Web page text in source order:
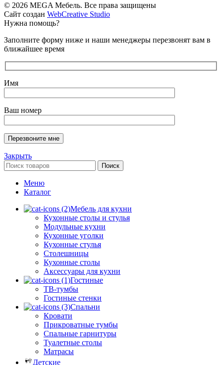
© 2026 MEGA Мебель. Все права защищены
Сайт создан WebCreative Studio
Нужна помощь?
Заполните форму ниже и наши менеджеры перезвонят вам в
ближайшее время
Имя
Ваш номер
Закрыть
Поиск
Меню
Каталог
Мебель для кухни
Кухонные столы и стулья
Модульные кухни
Кухонные уголки
Кухонные стулья
Столешницы
Кухонные столы
Аксессуары для кухни
Гостиные
ТВ-тумбы
Гостиные стенки
Спальни
Кровати
Прикроватные тумбы
Спальные гарнитуры
Туалетные столы
Матрасы
Детские